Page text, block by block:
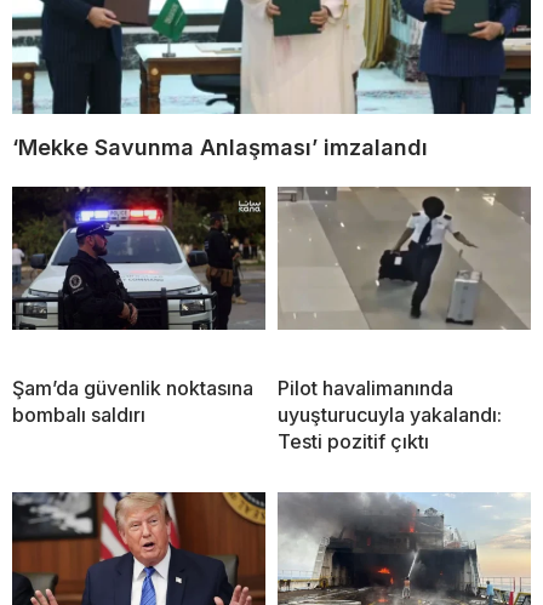
‘Mekke Savunma Anlaşması’ imzalandı
Şam’da güvenlik noktasına
bombalı saldırı
Pilot havalimanında
uyuşturucuyla yakalandı:
Testi pozitif çıktı